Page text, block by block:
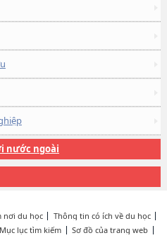
nước ngoài
nơi du học
Thông tin có ích về du học
Mục lục tìm kiếm
Sơ đồ của trang web